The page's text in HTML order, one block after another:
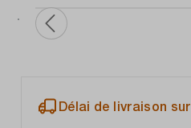
Délai de livraison sur